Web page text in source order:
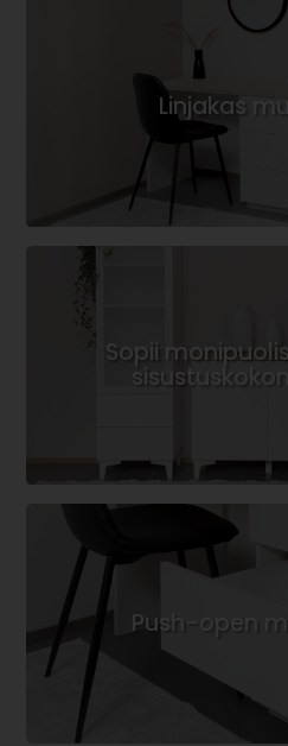
Linjakas
Sopii
Push-open